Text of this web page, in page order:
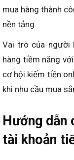
mua hàng thành
nền tảng.
Vai trò của người
hàng tiềm năng
cơ hội kiếm tiền
khi nhu cầu mua
Hướng dẫn
tài khoản